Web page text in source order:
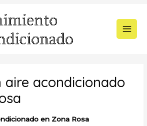
aire acondicionado
en Zona Rosa